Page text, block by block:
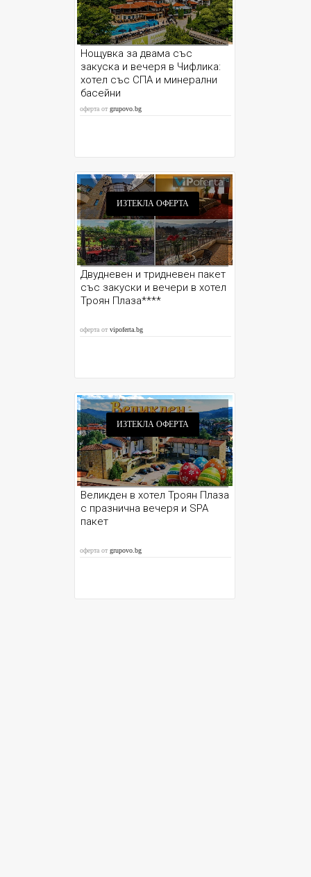
Нощувка за двама със
закуска и вечеря в Чифлика:
хотел със СПА и минерални
басейни
оферта отgrupovo.bg
ИЗТЕКЛА ОФЕРТА
Двудневен и тридневен пакет
със закуски и вечери в хотел
Троян Плаза****
оферта отvipoferta.bg
ИЗТЕКЛА ОФЕРТА
Великден в хотел Троян Плаза
с празнична вечеря и SPA
пакет
оферта отgrupovo.bg